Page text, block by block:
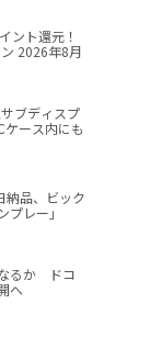
ント還元！
2026年8月
ブディスプ
ース内にも
納品、ビック
レー」
なるか ドコ
へ